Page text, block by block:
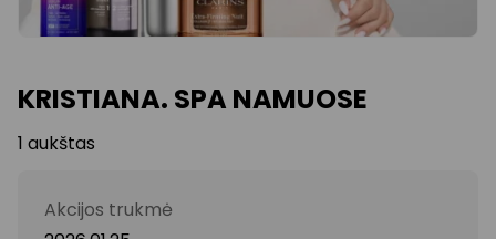
KRISTIANA. SPA NAMUOSE
1 aukštas
Akcijos trukmė